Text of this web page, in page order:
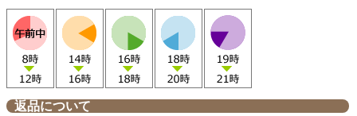
返品について